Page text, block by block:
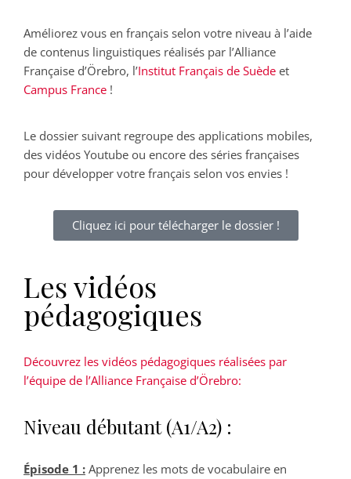
Améliorez vous en français selon votre niveau à l’aide
de contenus linguistiques réalisés par l’Alliance
Française d’Örebro, l’Institut Français de Suède et
Campus France !
Le dossier suivant regroupe des applications mobiles,
des vidéos Youtube ou encore des séries françaises
pour développer votre français selon vos envies !
Cliquez ici pour télécharger le dossier !
Les vidéos
pédagogiques
Découvrez les vidéos pédagogiques réalisées par
l’équipe de l’Alliance Française d’Örebro:
Niveau débutant (A1/A2) :
Épisode 1 : Apprenez les mots de vocabulaire en